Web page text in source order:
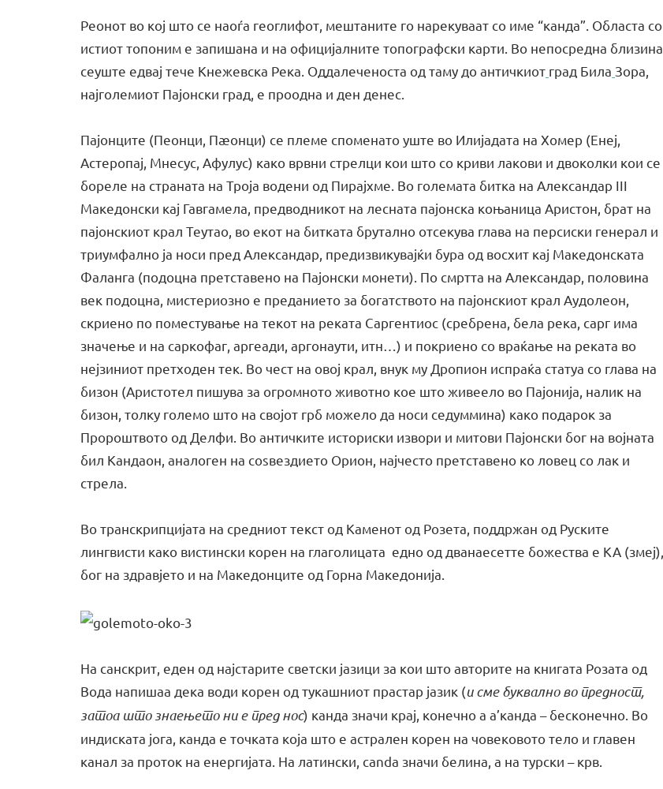
Реонот во кој што се наоѓа геоглифот, мештаните го нарекуваат со име “канда”. Областа со
истиот топоним е запишана и на официјалните топографски карти. Во непосредна близина
сеуште едвај тече Кнежевска Река. Оддалеченоста од таму до античкиот град Била Зора,
најголемиот Пајонски град, е проодна и ден денес.
Пајонците (Пеонци, Пæонци) се племе споменато уште во Илијадата на Хомер (Енеј,
Астеропај, Мнесус, Афулус) како врвни стрелци кои што со криви лакови и двоколки кои се
бореле на страната на Троја водени од Пирајхме. Во големата битка на Александар III
Македонски кај Гавгамела, предводникот на лесната пајонска коњаница Аристон, брат на
пајонскиот крал Теутао, во екот на битката брутално отсекува глава на персиски генерал и
триумфално ја носи пред Александар, предизвикувајќи бура од восхит кај Македонската
Фаланга (подоцна претставено на Пајонски монети). По смртта на Александар, половина
век подоцна, мистериозно е преданието за богатството на пајонскиот крал Аудолеон,
скриено по поместување на текот на реката Саргентиос (сребрена, бела река, сарг има
значење и на саркофаг, аргеади, аргонаути, итн…) и покриено со враќање на реката во
нејзиниот претходен тек. Во чест на овој крал, внук му Дропион испраќа статуа со глава на
бизон (Aристотел пишува за огромното животно кое што живеело во Пајонија, налик на
бизон, толку големо што на својот грб можело да носи седуммина) како подарок за
Пророштвото од Делфи. Во античките историски извори и митови Пајонски бог на војната
бил Кандаон, аналоген на соѕвездието Орион, најчесто претставено ко ловец со лак и
стрела.
Во транскрипцијата на средниот текст од Каменот од Розета, поддржан од Руските
лингвисти како вистински корен на глаголицата едно од дванаесетте божества е КА (змеј),
бог на здравјето и на Македонците од Горна Македонија.
На санскрит, еден од најстарите светски јазици за кои што авторите на книгата Розата од
Вода напишаа дека води корен од тукашниот прастар јазик (и сме буквално во предност,
затоа што знаењето ни е пред нос) канда значи крај, конечно а а’канда – бесконечно. Во
индиската јога, канда е точката која што е астрален корен на човековото тело и главен
канал за проток на енергијата. На латински, canda значи белина, а на турски – крв.